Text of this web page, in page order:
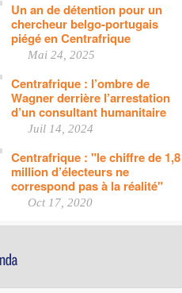
Un an de détention pour un
chercheur belgo-portugais
piégé en Centrafrique
Mai 24, 2025
Centrafrique : l’ombre de
Wagner derrière l’arrestation
d’un consultant humanitaire
Juil 14, 2024
Centrafrique : "le chiffre de 1,8
million d’électeurs ne
correspond pas à la réalité"
Oct 17, 2020